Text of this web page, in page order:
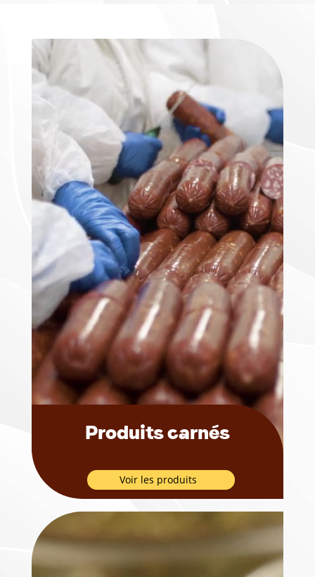
Produits carnés
Voir les produits